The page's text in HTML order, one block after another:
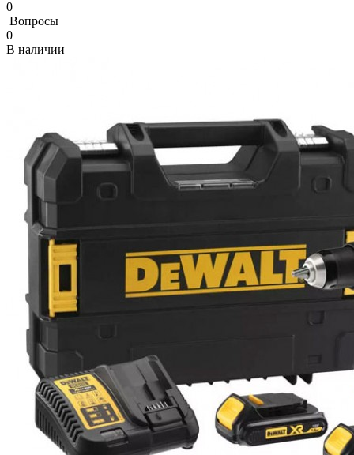
0
Вопросы
0
В наличии